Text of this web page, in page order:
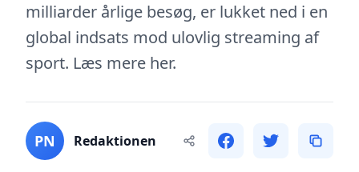
milliarder årlige besøg, er lukket ned i en
global indsats mod ulovlig streaming af
sport. Læs mere her.
PN Redaktionen